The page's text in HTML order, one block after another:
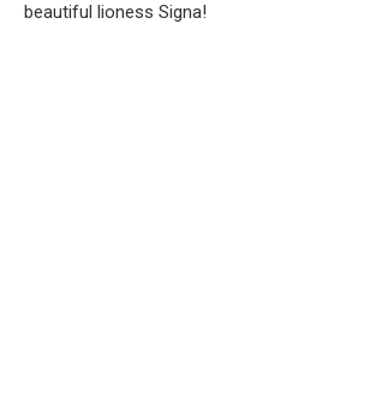
beautiful lioness Signa!